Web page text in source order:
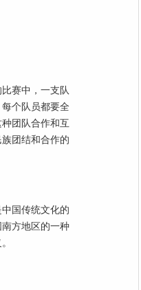
赛中，一支队
个队员都要全
团队合作和互
团结和合作的
国传统文化的
方地区的一种